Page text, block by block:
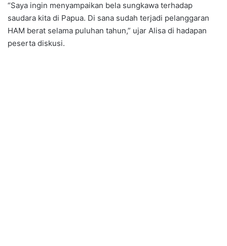
“Saya ingin menyampaikan bela sungkawa terhadap
saudara kita di Papua. Di sana sudah terjadi pelanggaran
HAM berat selama puluhan tahun,” ujar Alisa di hadapan
peserta diskusi.